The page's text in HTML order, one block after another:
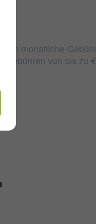
monatliche
Gebühren von bis zu €